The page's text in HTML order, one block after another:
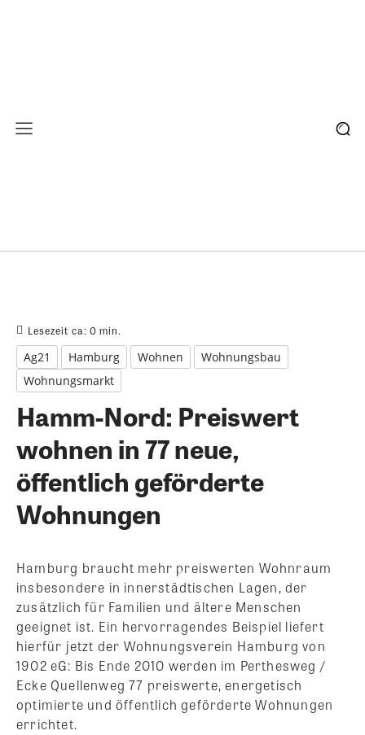
Lesezeit ca: 0 min.
Ag21 Hamburg Wohnen
Wohnungsbau
Wohnungsmarkt
Hamm-Nord: Preiswert
wohnen in 77 neue,
öffentlich geförderte
Wohnungen
Hamburg braucht mehr preiswerten Wohnraum
insbesondere in innerstädtischen Lagen, der
zusätzlich für Familien und ältere Menschen
geeignet ist. Ein hervorragendes Beispiel liefert
hierfür jetzt der Wohnungsverein Hamburg von
1902 eG: Bis Ende 2010 werden im Perthesweg /
Ecke Quellenweg 77 preiswerte, energetisch
optimierte und öffentlich geförderte Wohnungen
errichtet.